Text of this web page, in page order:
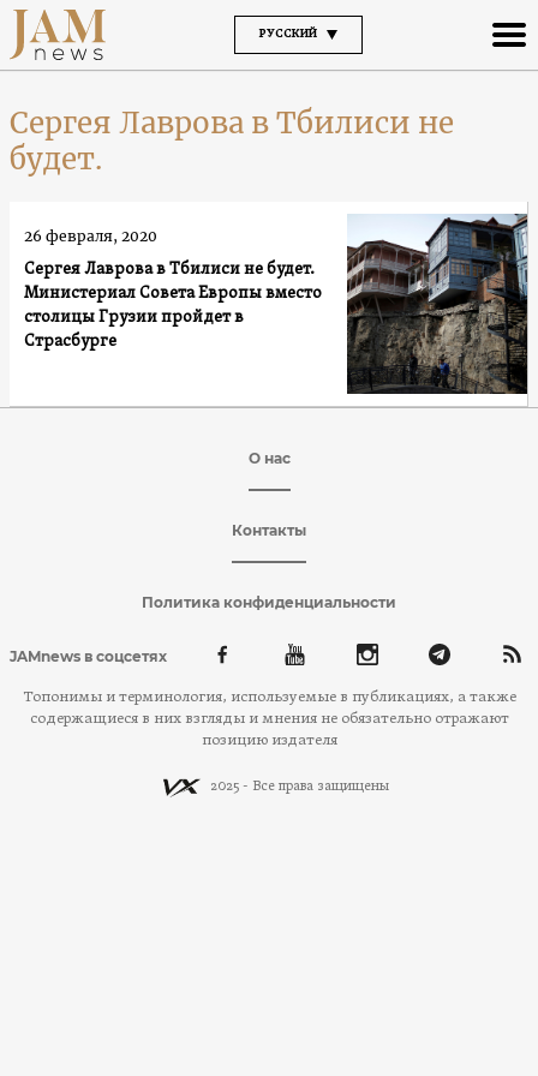
РУССКИЙ
Сергея Лаврова в Тбилиси не
будет.
Сергея Лаврова в Тбилиси не будет.
Министериал Совета Европы вместо
столицы Грузии пройдет в
Страсбурге
26 февраля, 2020
О нас
Контакты
Политика конфиденциальности
JAMnews в соцсетях
Топонимы и терминология, используемые в публикациях, а также
содержащиеся в них взгляды и мнения не обязательно отражают
позицию издателя
2025 - Все права защищены